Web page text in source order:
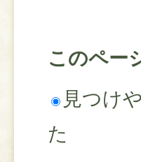
このペー
見つけ
た